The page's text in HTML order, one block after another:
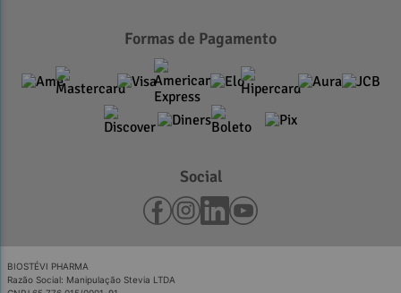
Formas de Pagamento
Social
BIOSTÉVI PHARMA
Razão Social: Manipulação Stevia LTDA